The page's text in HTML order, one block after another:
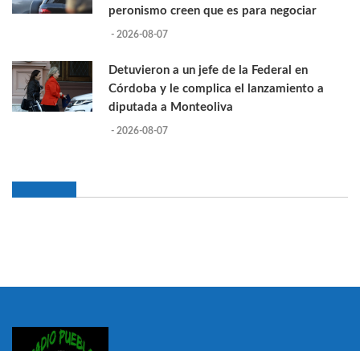
peronismo creen que es para negociar
- 2026-08-07
Detuvieron a un jefe de la Federal en
Córdoba y le complica el lanzamiento a
diputada a Monteoliva
- 2026-08-07